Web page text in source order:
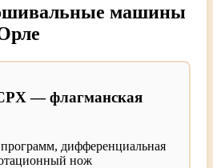
машины
— флагманская
дифференциальная
нож